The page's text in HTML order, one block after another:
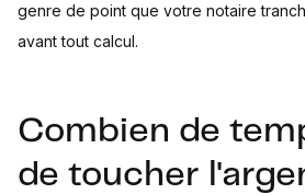
genre de point que votre notaire
avant tout calcul.
Combien de
de toucher